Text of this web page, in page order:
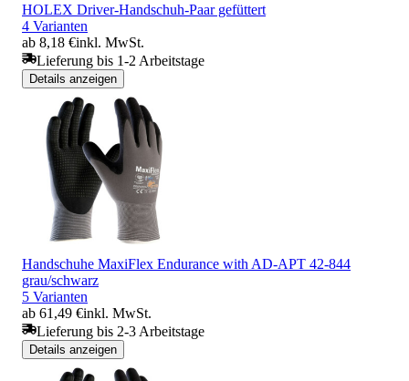
HOLEX Driver-Handschuh-Paar gefüttert
4 Varianten
ab 8,18 €inkl. MwSt.
Lieferung bis 1-2 Arbeitstage
Details anzeigen
Handschuhe MaxiFlex Endurance with AD-APT 42-844
grau/schwarz
5 Varianten
ab 61,49 €inkl. MwSt.
Lieferung bis 2-3 Arbeitstage
Details anzeigen